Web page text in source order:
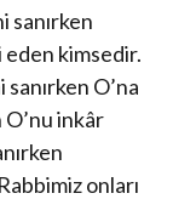
sanırken
eden kimsedir.
O’na
inkâr
onları